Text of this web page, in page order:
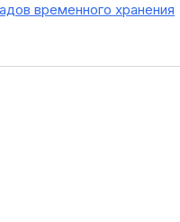
временного хранения